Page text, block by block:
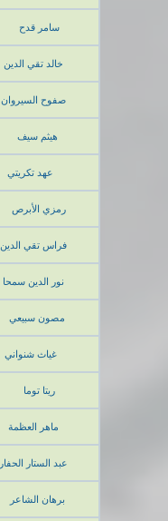
سامر قدح
خالد تقي الدين
صفوح السيروان
هيثم سيف
عهد تكريتي
رمزي الأبرص
فراس تقي الدين
نور الدين سمحا
مصون سبيعي
غياث شنواني
ريتا توما
ماهر العظمة
عبد الستار الحفار
برهان الشاعر